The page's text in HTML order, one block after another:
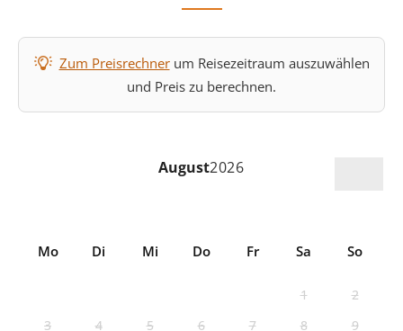
Zum Preisrechnerum Reisezeitraum auszuwählen
und Preis zu berechnen.
August2026
Mo Di Mi Do Fr Sa So
1
2
3
4 5 6 7 8
9